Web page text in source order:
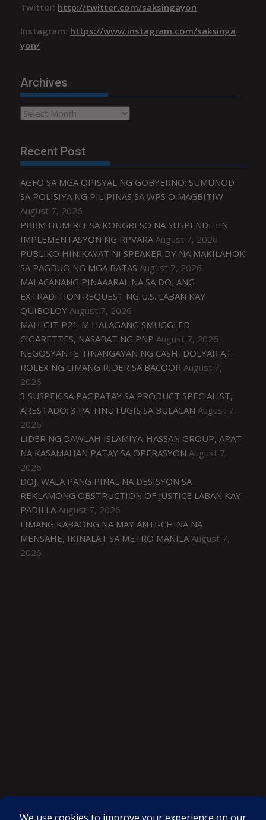
Twitter: http://twitter.com/saksingayon
Instagram: https://www.instagram.com/saksinga
yon/
Archives
Archives
Recent Post
AGFO SA MGA OPISYAL NG GOBYERNO: SUMUNOD
SA POLISIYA NG PILIPINAS SA WPS O MAGBITIW
August 7, 2026
PBBM HUMIRIT SA KONGRESO NA SUSPENDIHIN
IMPLEMENTASYON NG RPVARA August 7, 2026
PUBLIKO HINIKAYAT NI SPEAKER DY NA MAKILAHOK
SA PAGBUO NG MGA BATAS August 7, 2026
MALACAÑANG PINAAARAL NA SA DOJ ANG
EXTRADITION REQUEST NG U.S. LABAN KAY
QUIBOLOY August 7, 2026
MAHIGIT P21-M HALAGANG SMUGGLED
CIGARETTES, NASABAT NG PNP August 7, 2026
NEGOSYANTE TINANGAYAN NG CASH, DOLYAR AT
ROLEX NG LIMANG RIDER SA BACOOR August 7,
2026
3 SUSPEK SA PAGPATAY SA PRODUCT SPECIALIST,
ARESTADO; 3 PA TINUTUGIS SA BULACAN August 7,
2026
LIDER NG DAWLAH ISLAMIYA-HASSAN GROUP, APAT
NA KASAMAHAN PATAY SA OPERASYON August 7,
2026
DOJ, WALA PANG PINAL NA DESISYON SA
REKLAMONG OBSTRUCTION OF JUSTICE LABAN KAY
PADILLA August 7, 2026
LIMANG KABAONG NA MAY ANTI-CHINA NA
MENSAHE, IKINALAT SA METRO MANILA August 7,
2026